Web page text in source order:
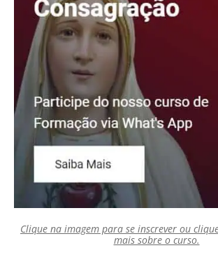
Clique na imagem para se inscrever ou
mais sobre o curso.